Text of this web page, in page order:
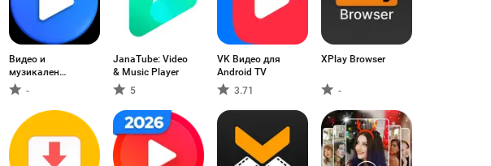
Видео и
музикален
плейър
-
JanaTube: Video
& Music Player
5
VK Видео для
Android TV
3.71
XPlay Browser
-